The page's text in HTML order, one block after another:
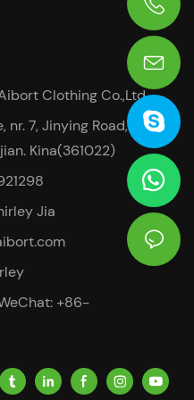
Clothing Co.,Ltd
7, Jinying Road, Xinglin,
Kina(361022)
Jia
+86-